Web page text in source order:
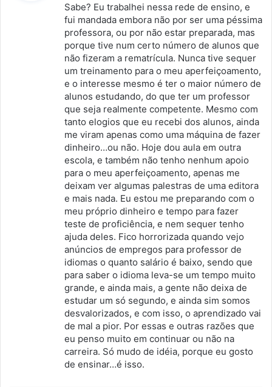
s
e
:
Sabe? Eu trabalhei nessa rede de ensino, e
fui mandada embora não por ser uma péssima
professora, ou por não estar preparada, mas
porque tive num certo número de alunos que
não fizeram a rematrícula. Nunca tive sequer
um treinamento para o meu aperfeiçoamento,
e o interesse mesmo é ter o maior número de
alunos estudando, do que ter um professor
que seja realmente competente. Mesmo com
tanto elogios que eu recebi dos alunos, ainda
me viram apenas como uma máquina de fazer
dinheiro…ou não. Hoje dou aula em outra
escola, e também não tenho nenhum apoio
para o meu aperfeiçoamento, apenas me
deixam ver algumas palestras de uma editora
e mais nada. Eu estou me preparando com o
meu próprio dinheiro e tempo para fazer
teste de proficiência, e nem sequer tenho
ajuda deles. Fico horrorizada quando vejo
anúncios de empregos para professor de
idiomas o quanto salário é baixo, sendo que
para saber o idioma leva-se um tempo muito
grande, e ainda mais, a gente não deixa de
estudar um só segundo, e ainda sim somos
desvalorizados, e com isso, o aprendizado vai
de mal a pior. Por essas e outras razões que
eu penso muito em continuar ou não na
carreira. Só mudo de idéia, porque eu gosto
de ensinar…é isso.